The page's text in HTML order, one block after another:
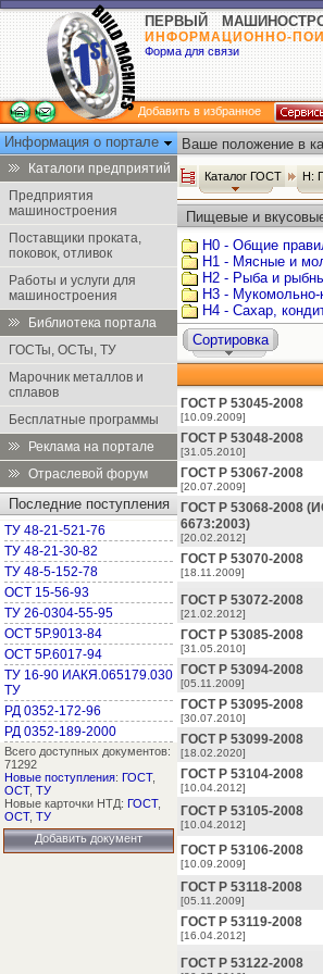
ПЕРВЫЙ
ИНФОРМАЦИОННО-
Форма для связи
Добавить в избранное
Информация о портале
Каталоги предприятий
Предприятия
машиностроения
Поставщики проката,
поковок, отливок
Работы и услуги для
машиностроения
Библиотека портала
ГОСТы, ОСТы, ТУ
Марочник металлов и
сплавов
Бесплатные программы
Реклама на портале
Отраслевой форум
Последние поступления
ТУ 48-21-521-76
ТУ 48-21-30-82
ТУ 48-5-152-78
ОСТ 15-56-93
ТУ 26-0304-55-95
ОСТ 5Р.9013-84
ОСТ 5Р.6017-94
ТУ 16-90 ИАКЯ.065179.030
ТУ
РД 0352-172-96
РД 0352-189-2000
Всего доступных документов:
71292
Новые поступления: ГОСТ,
ОСТ, ТУ
Новые карточки НТД: ГОСТ,
ОСТ, ТУ
Добавить документ
Ваше положение в
Каталог ГОСТ Н:
Пищевые и
Н0 - Общие
Н1 - Мясные и
Н2 - Рыба и
Н3 - Мукомольно-
Н4 - Сахар,
Сортировка
ГОСТ Р 53045-2008
[10.09.2009]
ГОСТ Р 53048-2008
[31.05.2010]
ГОСТ Р 53067-2008
[20.07.2009]
ГОСТ Р 53068-2008
6673:2003)
[20.02.2012]
ГОСТ Р 53070-2008
[18.11.2009]
ГОСТ Р 53072-2008
[21.02.2012]
ГОСТ Р 53085-2008
[31.05.2010]
ГОСТ Р 53094-2008
[05.11.2009]
ГОСТ Р 53095-2008
[30.07.2010]
ГОСТ Р 53099-2008
[18.02.2020]
ГОСТ Р 53104-2008
[10.04.2012]
ГОСТ Р 53105-2008
[10.04.2012]
ГОСТ Р 53106-2008
[10.09.2009]
ГОСТ Р 53118-2008
[05.11.2009]
ГОСТ Р 53119-2008
[16.04.2012]
ГОСТ Р 53122-2008